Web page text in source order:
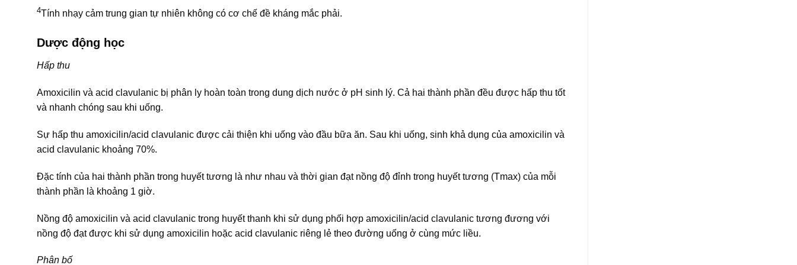
4Tính nhạy cảm trung gian tự nhiên không có cơ chế đề kháng mắc phải.
Dược động học
Hấp thu
Amoxicilin và acid clavulanic bị phân ly hoàn toàn trong dung dịch nước ở pH sinh lý. Cả hai thành phần đều được hấp thu tốt
và nhanh chóng sau khi uống.
Sự hấp thu amoxicilin/acid clavulanic được cải thiện khi uống vào đầu bữa ăn. Sau khi uống, sinh khả dụng của amoxicilin và
acid clavulanic khoảng 70%.
Đặc tính của hai thành phần trong huyết tương là như nhau và thời gian đạt nồng độ đỉnh trong huyết tương (Tmax) của mỗi
thành phần là khoảng 1 giờ.
Nồng độ amoxicilin và acid clavulanic trong huyết thanh khi sử dụng phối hợp amoxicilin/acid clavulanic tương đương với
nồng độ đạt được khi sử dụng amoxicilin hoặc acid clavulanic riêng lẻ theo đường uống ở cùng mức liều.
Phân bố